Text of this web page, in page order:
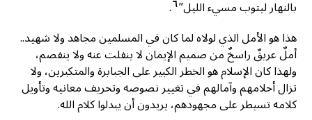
بالنهار ليتوب مسيء الليل”٦.
هذا هو الأمل الذي لولاه لما كان في المسلمين مجاهد ولا شهيد..
أملٌ عريقٌ راسخٌ من صميم الإيمان لا ينفلت عنه ولا ينفصم،
ولهذا كان الإسلام هو الخطر الكبير على الجبابرة والمتكبرين، ولا
تزال أحلامهم وآمالهم في تغيير نصوصه وتحريف معانيه وتأويل
كلامه تسيطر على مجهودهم، يريدون أن يبدلوا كلام الله.